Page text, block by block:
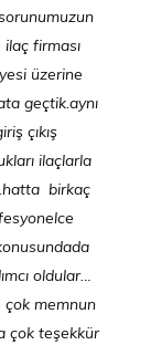
firması
üzerine
geçtik.aynı
çıkış
ilaçlarla
birkaç
oldular…
çok memnun
çok teşekkür